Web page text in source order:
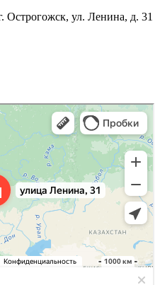
Острогожск, ул. Ленина, д. 31